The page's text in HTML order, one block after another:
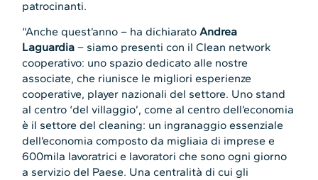
patrocinanti.
“Anche quest’anno – ha dichiaratoAndrea
Laguardia – siamo presenti con il Clean network
cooperativo: uno spazio dedicato alle nostre
associate, che riunisce le migliori esperienze
cooperative, player nazionali del settore. Uno stand
al centro ‘del villaggio’, come al centro dell’economia
è il settore del cleaning: un ingranaggio essenziale
dell’economia composto da migliaia di imprese e
600mila lavoratrici e lavoratori che sono ogni giorno
a servizio del Paese. Una centralità di cui gli